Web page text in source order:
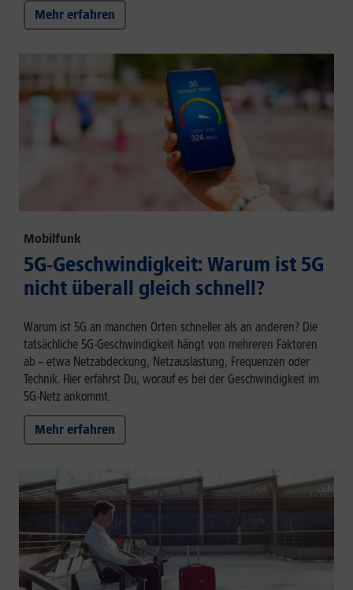
Mehr erfahren
Mobilfunk
5G-Geschwindigkeit: Warum ist 5G
nicht überall gleich schnell?
Warum ist 5G an manchen Orten schneller als an anderen? Die
tatsächliche 5G-Geschwindigkeit hängt von mehreren Faktoren
ab – etwa Netzabdeckung, Netzauslastung, Frequenzen oder
Technik. Hier erfährst Du, worauf es bei der Geschwindigkeit im
5G-Netz ankommt.
Mehr erfahren